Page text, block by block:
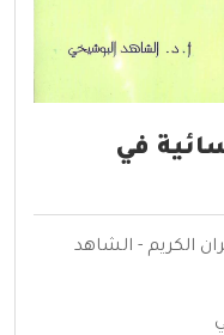
في
الكريم - الشاهد